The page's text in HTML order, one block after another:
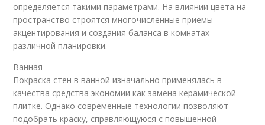
определяется такими параметрами. На влиянии цвета на
пространство строятся многочисленные приемы
акцентирования и создания баланса в комнатах
различной планировки.
Ванная
Покраска стен в ванной изначально применялась в
качества средства экономии как замена керамической
плитке. Однако современные технологии позволяют
подобрать краску, справляющуюся с повышенной